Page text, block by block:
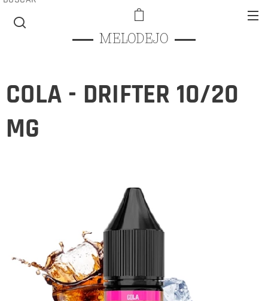
MELODEJO
COLA - DRIFTER 10/20
MG